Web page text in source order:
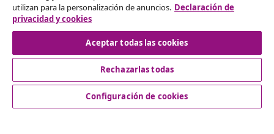
Desistir del contrato
Servicio al Cliente
utilizan para la personalización de anuncios. Declaración de
privacidad y cookies
Aceptar todas las cookies
Rechazarlas todas
Configuración de cookies